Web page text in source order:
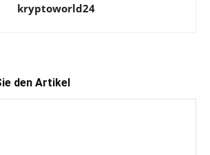
kryptoworld24
den Artikel